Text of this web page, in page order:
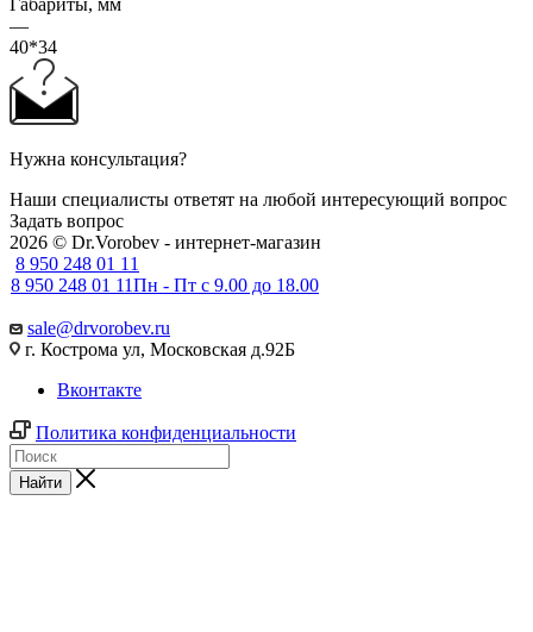
—
40*34
Нужна консультация?
Наши специалисты ответят на любой интересующий вопрос
Задать вопрос
2026 © Dr.Vorobev - интернет-магазин
8 950 248 01 11
8 950 248 01 11Пн - Пт с 9.00 до 18.00
sale@drvorobev.ru
г. Кострома ул, Московская д.92Б
Вконтакте
Политика конфиденциальности
Найти